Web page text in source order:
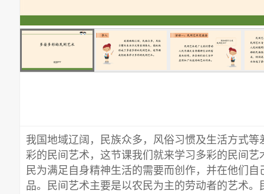
我国地域辽阔，民族众多，风俗习惯及生活方式
彩的民间艺术，这节课我们就来学习多彩的民间
民为满足自身精神生活的需要而创作，并在他们
品。民间艺术主要是以农民为主的劳动者的艺术